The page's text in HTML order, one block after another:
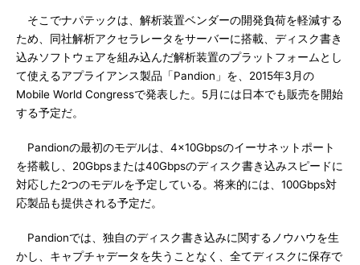
そこでナパテックは、解析装置ベンダーの開発負荷を軽減する
ため、同社解析アクセラレータをサーバーに搭載、ディスク書き
込みソフトウェアを組み込んだ解析装置のプラットフォームとし
て使えるアプライアンス製品「Pandion」を、2015年3月の
Mobile World Congressで発表した。5月には日本でも販売を開始
する予定だ。
Pandionの最初のモデルは、4×10Gbpsのイーサネットポート
を搭載し、20Gbpsまたは40Gbpsのディスク書き込みスピードに
対応した2つのモデルを予定している。将来的には、100Gbps対
応製品も提供される予定だ。
Pandionでは、独自のディスク書き込みに関するノウハウを生
かし、キャプチャデータを失うことなく、全てディスクに保存で